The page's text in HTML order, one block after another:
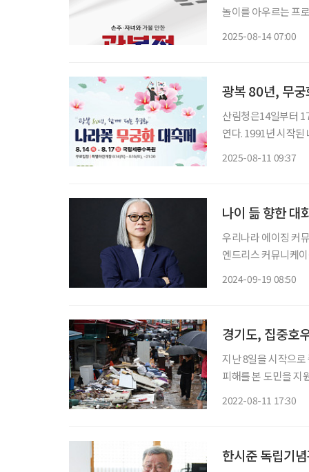
놀이를 아우르는 프
2025-08-14 07:00
광복 80년, 무
산림청은14일부터
연다. 1991년 시작
2025-08-11 09:37
나이 듦 향한 대
우리나라 에이징 커
엔드리스 커뮤니케
2024-09-19 08:50
경기도, 집중호
지난 8일을 시작으
피해를 본 도민을 지
2022-08-11 17:30
한시준 독립기